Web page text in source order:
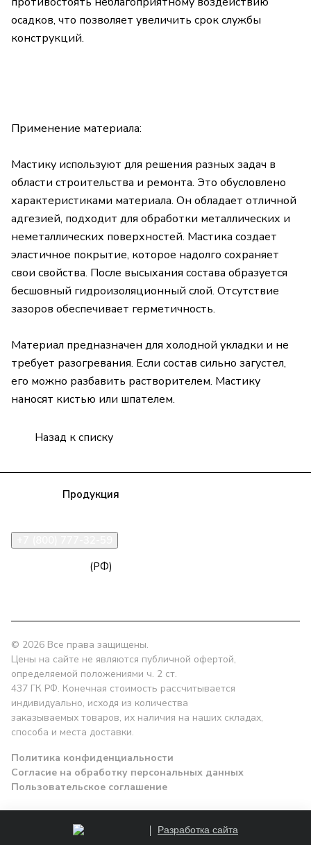
Заказать
осадков, что позволяет увеличить срок службы
конструкций.
Применение материала:
Мастику используют для решения разных задач в
области строительства и ремонта. Это обусловлено
характеристиками материала. Он обладает отличной
адгезией, подходит для обработки металлических и
неметаллических поверхностей. Мастика создает
эластичное покрытие, которое надолго сохраняет
свои свойства. После высыхания состава образуется
бесшовный гидроизоляционный слой. Отсутствие
зазоров обеспечивает герметичность.
Материал предназначен для холодной укладки и не
требует разогревания. Если состав сильно загустел,
его можно разбавить растворителем. Мастику
наносят кистью или шпателем.
Назад к списку
Продукция
(РФ)
© 2026 Все права защищены.
Цены на сайте не являются публичной офертой,
определяемой положениями ч. 2 ст.
437 ГК РФ. Конечная стоимость рассчитывается
индивидуально, исходя из количества
заказываемых товаров, их наличия на наших складах,
способа и места доставки.
Политика конфиденциальности
Согласие на обработку персональных данных
Пользовательское соглашение
Разработка сайта